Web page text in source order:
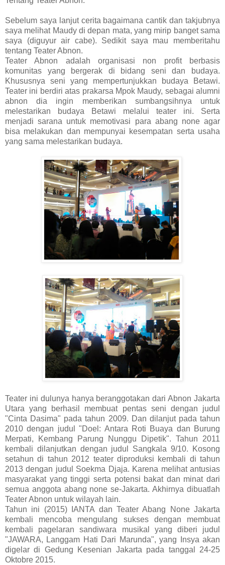
Sebelum saya lanjut cerita bagaimana cantik dan takjubnya
saya melihat Maudy di depan mata, yang mirip banget sama
saya (diguyur air cabe). Sedikit saya mau memberitahu
tentang Teater Abnon.
Teater Abnon adalah organisasi non profit berbasis
komunitas yang bergerak di bidang seni dan budaya.
Khususnya seni yang mempertunjukkan budaya Betawi.
Teater ini berdiri atas prakarsa Mpok Maudy, sebagai alumni
abnon dia ingin memberikan sumbangsihnya untuk
melestarikan budaya Betawi melalui teater ini. Serta
menjadi sarana untuk memotivasi para abang none agar
bisa melakukan dan mempunyai kesempatan serta usaha
yang sama melestarikan budaya.
Teater ini dulunya hanya beranggotakan dari Abnon Jakarta
Utara yang berhasil membuat pentas seni dengan judul
"Cinta Dasima" pada tahun 2009. Dan dilanjut pada tahun
2010 dengan judul "Doel: Antara Roti Buaya dan Burung
Merpati, Kembang Parung Nunggu Dipetik". Tahun 2011
kembali dilanjutkan dengan judul Sangkala 9/10. Kosong
setahun di tahun 2012 teater diproduksi kembali di tahun
2013 dengan judul Soekma Djaja. Karena melihat antusias
masyarakat yang tinggi serta potensi bakat dan minat dari
semua anggota abang none se-Jakarta. Akhirnya dibuatlah
Teater Abnon untuk wilayah lain.
Tahun ini (2015) IANTA dan Teater Abang None Jakarta
kembali mencoba mengulang sukses dengan membuat
kembali pagelaran sandiwara musikal yang diberi judul
"JAWARA, Langgam Hati Dari Marunda", yang Insya akan
digelar di Gedung Kesenian Jakarta pada tanggal 24-25
Oktobre 2015.